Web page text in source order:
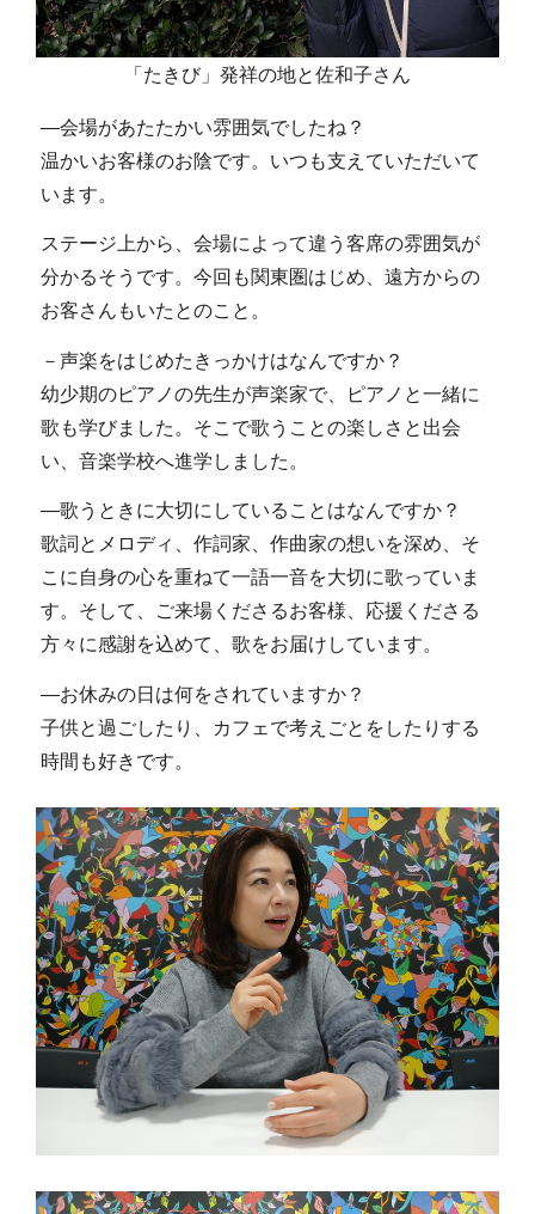
「たきび」発祥の地と佐和子さん
―会場があたたかい雰囲気でしたね？
温かいお客様のお陰です。いつも支えていただいて
います。
ステージ上から、会場によって違う客席の雰囲気が
分かるそうです。今回も関東圏はじめ、遠方からの
お客さんもいたとのこと。
－声楽をはじめたきっかけはなんですか？
幼少期のピアノの先生が声楽家で、ピアノと一緒に
歌も学びました。そこで歌うことの楽しさと出会
い、音楽学校へ進学しました。
―歌うときに大切にしていることはなんですか？
歌詞とメロディ、作詞家、作曲家の想いを深め、そ
こに自身の心を重ねて一語一音を大切に歌っていま
す。そして、ご来場くださるお客様、応援くださる
方々に感謝を込めて、歌をお届けしています。
―お休みの日は何をされていますか？
子供と過ごしたり、カフェで考えごとをしたりする
時間も好きです。